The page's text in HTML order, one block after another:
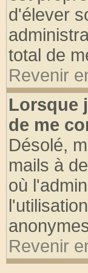
d'élever
total de
Revenir
Lorsque
de me
Désolé,
mails à
où
Revenir